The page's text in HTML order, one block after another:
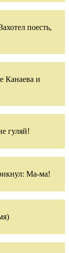
поесть,
Канаева и
гуляй!
Ма-ма!